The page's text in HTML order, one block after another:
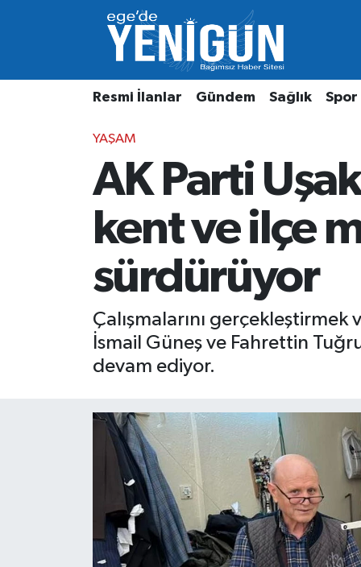
Resmi İlanlar Gündem Sağlık Spor
YAŞAM
AK Parti
kent ve ilçe
sürdürüyor
Çalışmalarını
İsmail Güneş ve Fahrettin
devam ediyor.
Resmi İlanlar
Gündem
Özel Haber
Beyoğlu Nöbetçi Eczaneler
Beyoğlu Hava Durumu
Beyoğlu Trafik Yoğunluk Haritası
Süper Lig Puan Durumu ve Fikstür
Tüm Manşetler
Son Dakika Haberleri